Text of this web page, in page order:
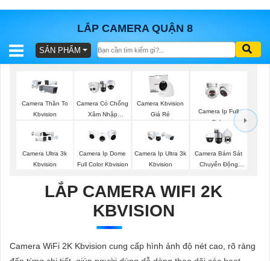
LẮP CAMERA QUẬN 8
BÁO
TRỌN
GÓI
SẢN
LẮP
SẢN PHẨM
Camera Thân To
Kbvision
Camera Có Chống
Xâm Nhập
Camera Kbvision
Giá Rẻ
Camera Ip Full
Color
Camera Ultra 3k
Kbvision
Camera Ip Dome
Full Color Kbvision
Camera Ip Ultra 3k
Kbvision
Camera Bám Sát
Chuyển Động
LẮP CAMERA WIFI 2K
KBVISION
Camera WiFi 2K Kbvision cung cấp hình ảnh độ nét cao, rõ ràng